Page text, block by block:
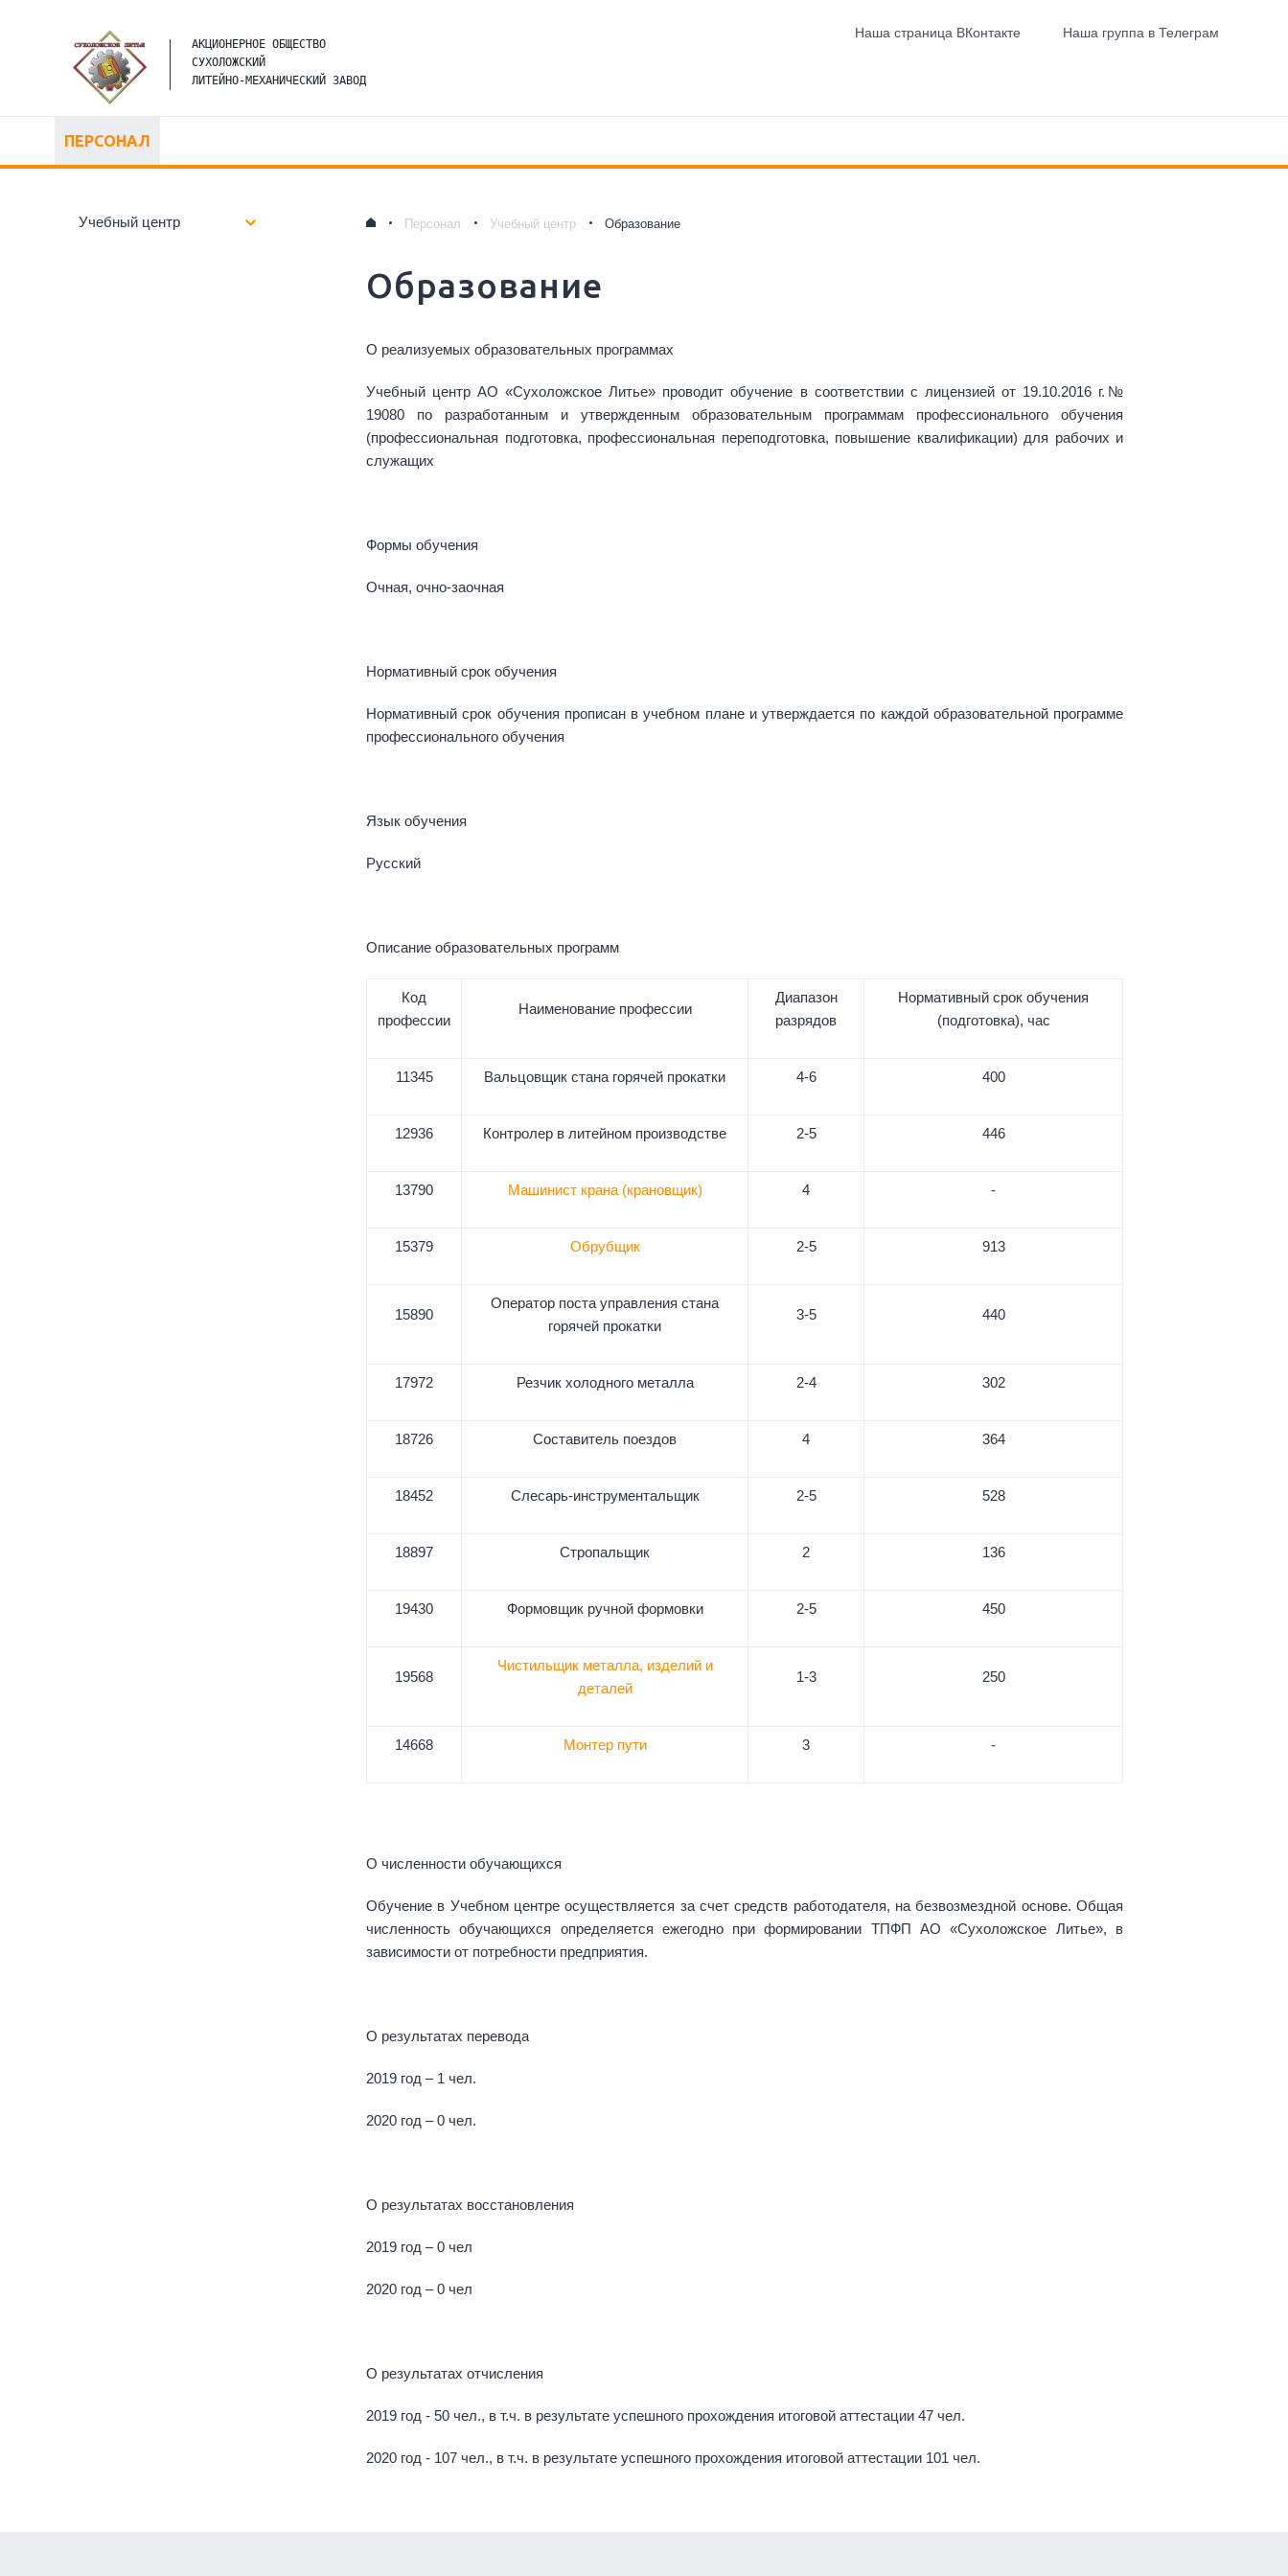
АКЦИОНЕРНОЕ ОБЩЕСТВО
СУХОЛОЖСКИЙ
ЛИТЕЙНО-МЕХАНИЧЕСКИЙ ЗАВОД
Наша страница ВКонтакте Наша группа в Телеграм
ПЕРСОНАЛ
Учебный центр Персонал Учебный центр Образование
Образование
О реализуемых образовательных программах
Учебный центр АО «Сухоложское Литье» проводит обучение в соответствии с лицензией от 19.10.2016 г.№
19080 по разработанным и утвержденным образовательным программам профессионального обучения
(профессиональная подготовка, профессиональная переподготовка, повышение квалификации) для рабочих и
служащих
Формы обучения
Очная, очно-заочная
Нормативный срок обучения
Нормативный срок обучения прописан в учебном плане и утверждается по каждой образовательной программе
профессионального обучения
Язык обучения
Русский
Описание образовательных программ
Код
профессии
Наименование профессии
Диапазон
разрядов
Нормативный срок обучения
(подготовка), час
11345 Вальцовщик стана горячей прокатки 4-6 400
12936 Контролер в литейном производстве 2-5 446
13790 Машинист крана (крановщик) 4 -
15379 Обрубщик 2-5 913
15890
Оператор поста управления стана
горячей прокатки
3-5 440
17972 Резчик холодного металла 2-4 302
18726 Составитель поездов 4 364
18452 Слесарь-инструментальщик 2-5 528
18897 Стропальщик 2 136
19430 Формовщик ручной формовки 2-5 450
19568
Чистильщик металла, изделий и
деталей
1-3 250
14668 Монтер пути 3 -
О численности обучающихся
Обучение в Учебном центре осуществляется за счет средств работодателя, на безвозмездной основе. Общая
численность обучающихся определяется ежегодно при формировании ТПФП АО «Сухоложское Литье», в
зависимости от потребности предприятия.
О результатах перевода
2019 год – 1 чел.
2020 год – 0 чел.
О результатах восстановления
2019 год – 0 чел
2020 год – 0 чел
О результатах отчисления
2019 год - 50 чел., в т.ч. в результате успешного прохождения итоговой аттестации 47 чел.
2020 год - 107 чел., в т.ч. в результате успешного прохождения итоговой аттестации 101 чел.